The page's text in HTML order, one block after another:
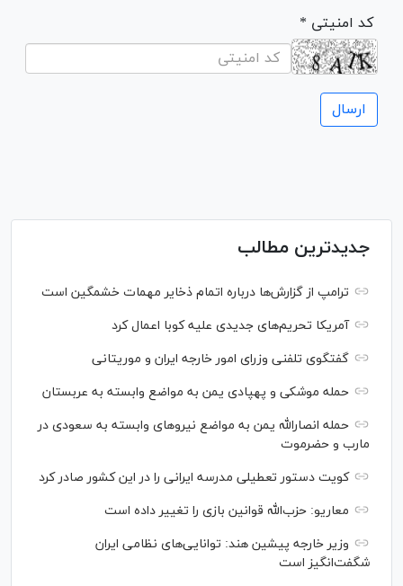
* کد امنیتی
جدیدترین مطالب
ترامپ از گزارش‌ها درباره اتمام ذخایر مهمات خشمگین است
آمریکا تحریم‌های جدیدی علیه کوبا اعمال کرد
گفتگوی تلفنی وزرای امور خارجه ایران و موریتانی
حمله موشکی و پهپادی یمن به مواضع وابسته به عربستان
حمله انصارالله یمن به مواضع نیرو‌های وابسته به سعودی در
مارب و حضرموت
کویت دستور تعطیلی مدرسه ایرانی را در این کشور صادر کرد
معاریو: حزب‌الله قوانین بازی را تغییر داده است
وزیر خارجه پیشین هند: توانایی‌های نظامی ایران
شگفت‌انگیز است